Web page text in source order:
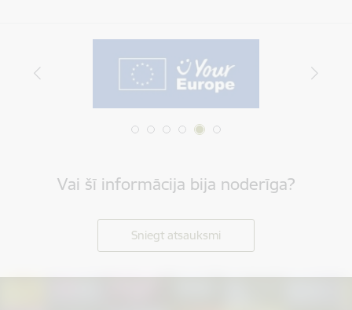
Vai šī informācija bija noderīga?
Sniegt atsauksmi